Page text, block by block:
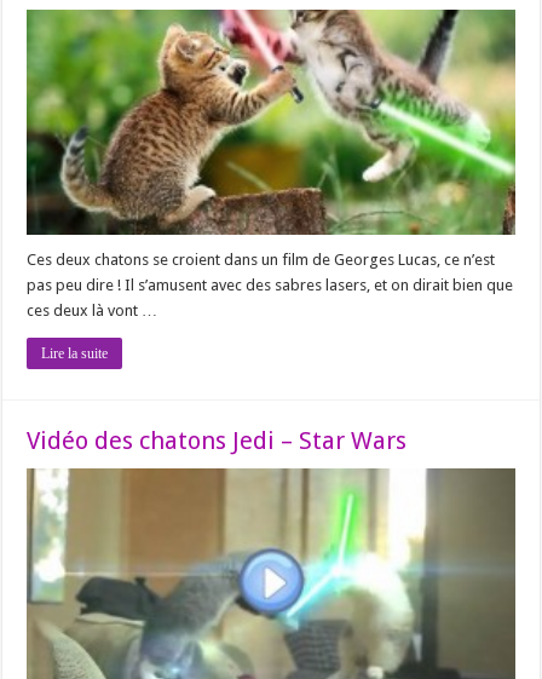
Ces deux chatons se croient dans un film de Georges Lucas, ce n’est
pas peu dire ! Il s’amusent avec des sabres lasers, et on dirait bien que
ces deux là vont …
Lire la suite
Vidéo des chatons Jedi – Star Wars